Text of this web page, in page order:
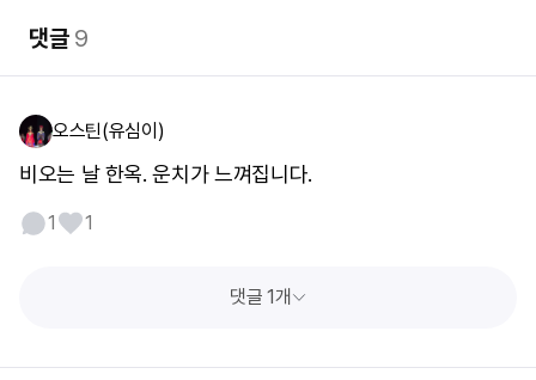
댓글9
오스틴(유심이)
비오는 날 한옥. 운치가 느껴집니다.
1 1
댓글 1개